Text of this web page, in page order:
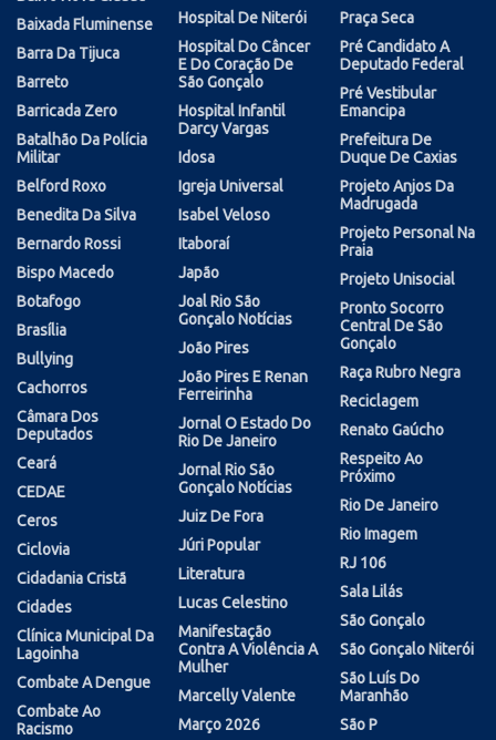
Baixada Fluminense
Barra Da Tijuca
Barreto
Barricada Zero
Batalhão Da Polícia
Militar
Belford Roxo
Benedita Da Silva
Bernardo Rossi
Bispo Macedo
Botafogo
Brasília
Bullying
Cachorros
Câmara Dos
Deputados
Ceará
CEDAE
Ceros
Ciclovia
Cidadania Cristã
Cidades
Clínica Municipal Da
Lagoinha
Combate A Dengue
Combate Ao
Racismo
Hospital De Niterói
Hospital Do Câncer
E Do Coração De
São Gonçalo
Hospital Infantil
Darcy Vargas
Idosa
Igreja Universal
Isabel Veloso
Itaboraí
Japão
Joal Rio São
Gonçalo Notícias
João Pires
João Pires E Renan
Ferreirinha
Jornal O Estado Do
Rio De Janeiro
Jornal Rio São
Gonçalo Notícias
Juiz De Fora
Júri Popular
Literatura
Lucas Celestino
Manifestação
Contra A Violência A
Mulher
Marcelly Valente
Março 2026
Praça Seca
Pré Candidato A
Deputado Federal
Pré Vestibular
Emancipa
Prefeitura De
Duque De Caxias
Projeto Anjos Da
Madrugada
Projeto Personal Na
Praia
Projeto Unisocial
Pronto Socorro
Central De São
Gonçalo
Raça Rubro Negra
Reciclagem
Renato Gaúcho
Respeito Ao
Próximo
Rio De Janeiro
Rio Imagem
RJ 106
Sala Lilás
São Gonçalo
São Gonçalo Niterói
São Luís Do
Maranhão
São P